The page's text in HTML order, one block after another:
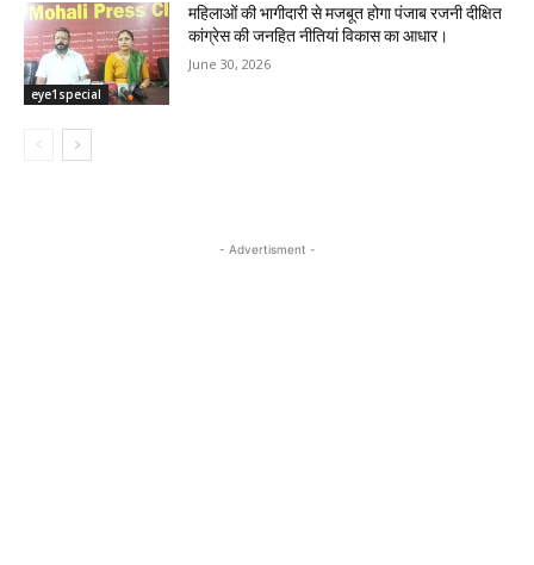
eye1special
महिलाओं की भागीदारी से मजबूत होगा पंजाब रजनी दीक्षित
कांग्रेस की जनहित नीतियां विकास का आधार।
June 30, 2026
- Advertisment -